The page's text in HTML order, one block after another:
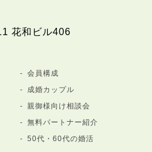
花和ビル406
会員構成
成婚カップル
親御様向け相談会
無料パートナー紹介
50代・60代の婚活